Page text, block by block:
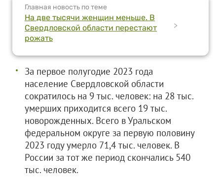
Главная новость по теме
На две тысячи женщин меньше. В
Свердловской области перестают
рожать
>
За первое полугодие 2023 года
население Свердловской области
сократилось на 9 тыс. человек: на 28 тыс.
умерших приходится всего 19 тыс.
новорожденных. Всего в Уральском
федеральном округе за первую половину
2023 году умерло 71,4 тыс. человек. В
России за тот же период скончались 540
тыс. человек.